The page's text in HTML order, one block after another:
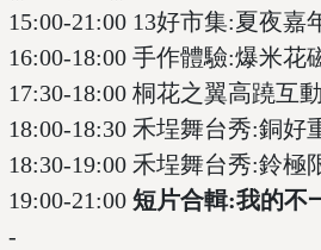
15:00-21:00 13好市集:夏夜嘉
16:00-18:00 手作體驗:爆米花
17:30-18:00 桐花之翼高蹺互動
18:00-18:30 禾埕舞台秀:銅好
18:30-19:00 禾埕舞台秀:鈴極
19:00-21:00短片合輯:我的不
-